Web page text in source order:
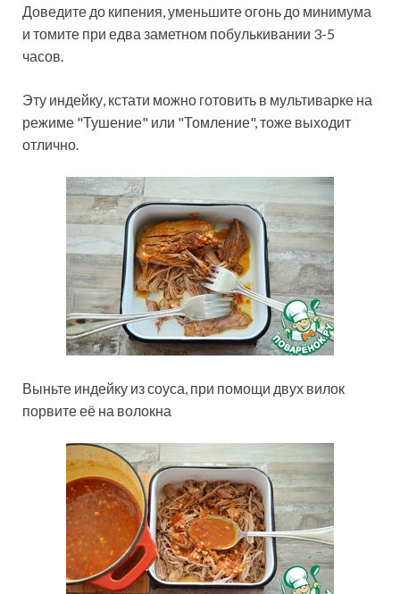
Доведите до кипения, уменьшите огонь до минимума
и томите при едва заметном побулькивании 3-5
часов.
Эту индейку, кстати можно готовить в мультиварке на
режиме "Тушение" или "Томление", тоже выходит
отлично.
Выньте индейку из соуса, при помощи двух вилок
порвите её на волокна